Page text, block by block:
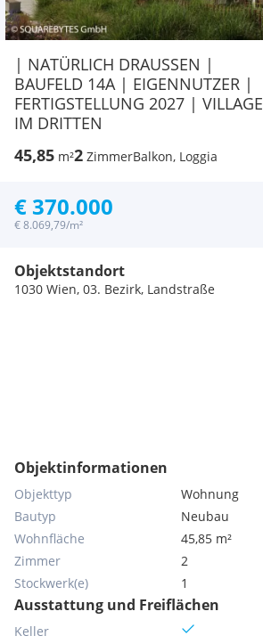
| NATÜRLICH DRAUSSEN |
BAUFELD 14A | EIGENNUTZER |
FERTIGSTELLUNG 2027 | VILLAGE
IM DRITTEN
45,85 m²2 ZimmerBalkon, Loggia
€ 370.000
€ 8.069,79/m²
Objektstandort
1030 Wien, 03. Bezirk, Landstraße
Objektinformationen
Objekttyp
Wohnung
Bautyp
Neubau
Wohnfläche
45,85 m²
Zimmer
2
Stockwerk(e)
1
Ausstattung und Freiflächen
Keller